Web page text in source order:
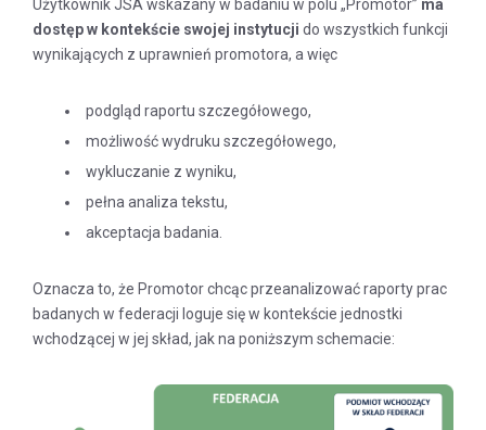
Użytkownik JSA wskazany w badaniu w polu „Promotor” ma
dostęp w kontekście swojej instytucji do wszystkich funkcji
wynikających z uprawnień promotora, a więc
podgląd raportu szczegółowego,
możliwość wydruku szczegółowego,
wykluczanie z wyniku,
pełna analiza tekstu,
akceptacja badania.
Oznacza to, że Promotor chcąc przeanalizować raporty prac
badanych w federacji loguje się w kontekście jednostki
wchodzącej w jej skład, jak na poniższym schemacie: